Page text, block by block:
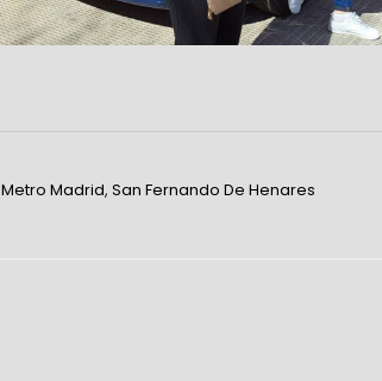
Metro Madrid, San Fernando De Henares